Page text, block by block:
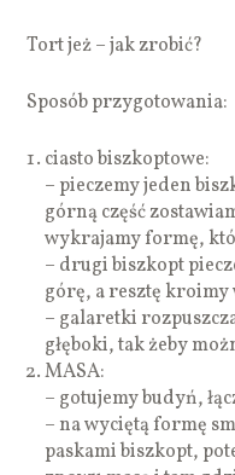
Tort jeż – jak zrobić?
Sposób przygotowania:
ciasto biszkoptowe:
– pieczemy jeden
górną część
wykrajamy formę,
– drugi biszkopt
górę, a resztę kroimy
– galaretki
głęboki, tak żeby
MASA:
– gotujemy budyń,
– na wyciętą formę
paskami biszkopt,